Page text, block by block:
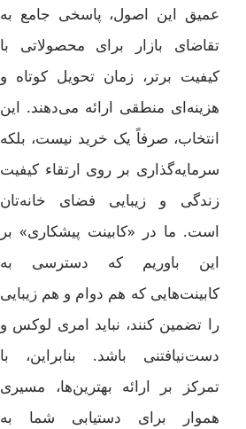
عمیق این اصول، پاسخی جامع به
تقاضای بازار برای محصولاتی با
کیفیت برتر، زمان تحویل کوتاه و
هزینه‌ای منطقی ارائه می‌دهند. این
انتخاب، صرفاً یک خرید نیست، بلکه
سرمایه‌گذاری بر روی ارتقاء کیفیت
زندگی و زیبایی فضای خانه‌تان
است. ما در «کابینت پیشکاری» بر
این باوریم که دسترسی به
کابینت‌هایی که هم دوام و هم زیبایی
را تضمین کنند، نباید امری لوکس و
دست‌نیافتنی باشد. بنابراین، با
تمرکز بر ارائه بهترین‌ها، مسیری
هموار برای دستیابی شما به